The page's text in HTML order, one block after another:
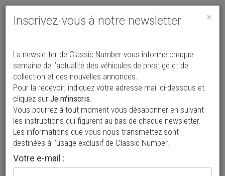
Toggle
Vos annonces vues par
plus de 4 millions de collectionneurs
Ajouter une annonce
×
Inscrivez-vous à notre newsletter
La newsletter de Classic Number vous informe chaque
semaine de l’actualité des véhicules de prestige et de
collection et des nouvelles annonces.
Pour la recevoir, indiquez votre adresse mail ci-dessous et
cliquez sur Je m'inscris.
Vous pourrez à tout moment vous désabonner en suivant
les instructions qui figurent au bas de chaque newsletter.
Les informations que vous nous transmettez sont
destinées à l’usage exclusif de Classic Number.
Votre e-mail :